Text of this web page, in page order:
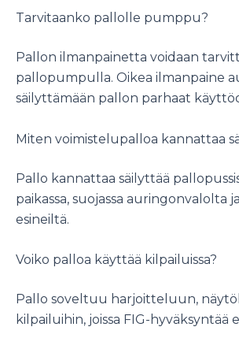
Tarvitaanko pallolle pumppu?
Pallon ilmanpainetta voidaan
pallopumpulla. Oikea ilmanpaine
säilyttämään pallon parhaat
Miten voimistelupalloa kannattaa
Pallo kannattaa säilyttää
paikassa, suojassa auringonvalolta
esineiltä.
Voiko palloa käyttää kilpailuissa?
Pallo soveltuu harjoitteluun,
kilpailuihin, joissa FIG-hyväksyntää